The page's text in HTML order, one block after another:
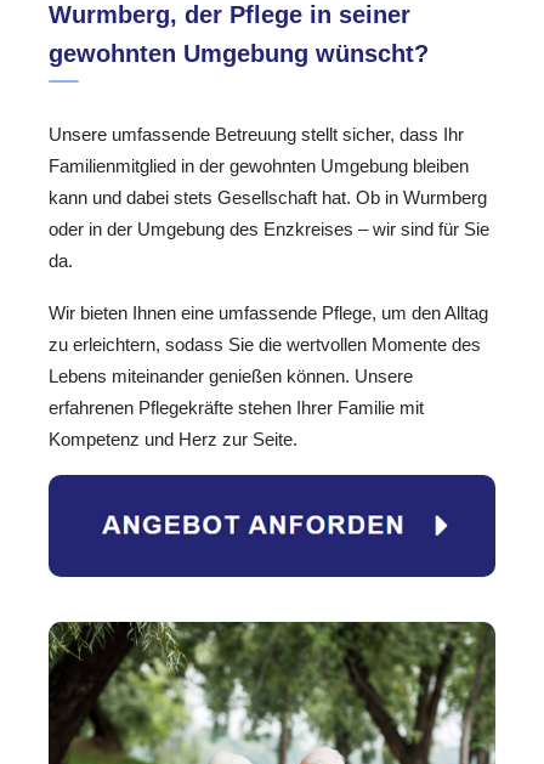
Wurmberg, der Pflege in seiner
gewohnten Umgebung wünscht?
Unsere umfassende Betreuung stellt sicher, dass Ihr
Familienmitglied in der gewohnten Umgebung bleiben
kann und dabei stets Gesellschaft hat. Ob in Wurmberg
oder in der Umgebung des Enzkreises – wir sind für Sie
da.
Wir bieten Ihnen eine umfassende Pflege, um den Alltag
zu erleichtern, sodass Sie die wertvollen Momente des
Lebens miteinander genießen können. Unsere
erfahrenen Pflegekräfte stehen Ihrer Familie mit
Kompetenz und Herz zur Seite.